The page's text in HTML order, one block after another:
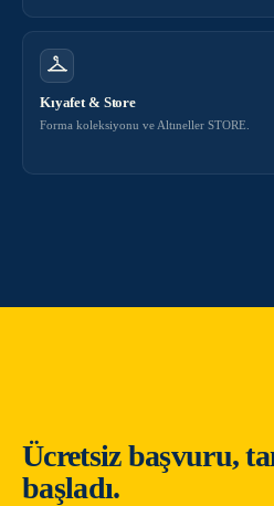
Kıyafet & Store
Forma koleksiyonu ve Altıneller STORE.
Ücretsiz başvuru,
başladı.